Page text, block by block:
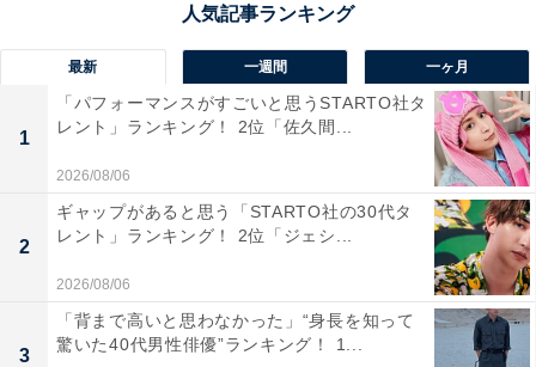
1位：山田裕貴
最新 一週間 一ヶ月
1
「パフォーマンスがすごいと思うSTARTO社タ
レント」ランキング！ 2位「佐久間...
2026/08/06
2
ギャップがあると思う「STARTO社の30代タ
レント」ランキング！ 2位「ジェシ...
2026/08/06
3
「背まで高いと思わなかった」“身長を知って
驚いた40代男性俳優”ランキング！ 1...